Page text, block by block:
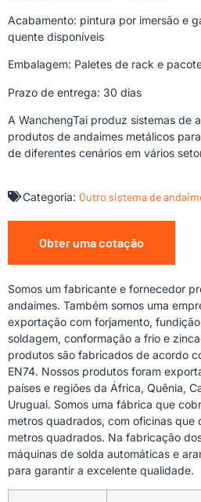
Acabamento: pintura por imersão e
quente disponíveis
Embalagem: Paletes de rack e
Prazo de entrega: 30 dias
A WanchengTai produz sistemas de
produtos de andaimes metálicos
de diferentes cenários em vários
Categoria: Outro sistema de
Obter uma cotação
Somos um fabricante e fornecedor
andaimes. Também somos uma
exportação com forjamento,
soldagem, conformação a frio e
produtos são fabricados de acordo
EN74. Nossos produtos foram
países e regiões da África, Quênia,
Uruguai. Somos uma fábrica que
metros quadrados, com oficinas que
metros quadrados. Na fabricação
máquinas de solda automáticas e
para garantir a excelente qualidade.